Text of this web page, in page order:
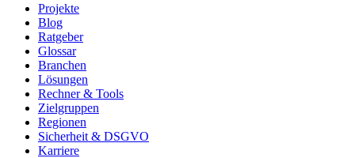
Projekte
Blog
Ratgeber
Glossar
Branchen
Lösungen
Rechner & Tools
Zielgruppen
Regionen
Sicherheit & DSGVO
Karriere